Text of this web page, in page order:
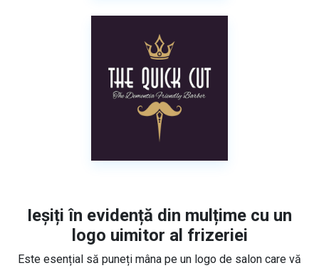
Ieșiți în evidență din mulțime cu un
logo uimitor al frizeriei
Este esențial să puneți mâna pe un logo de salon care vă